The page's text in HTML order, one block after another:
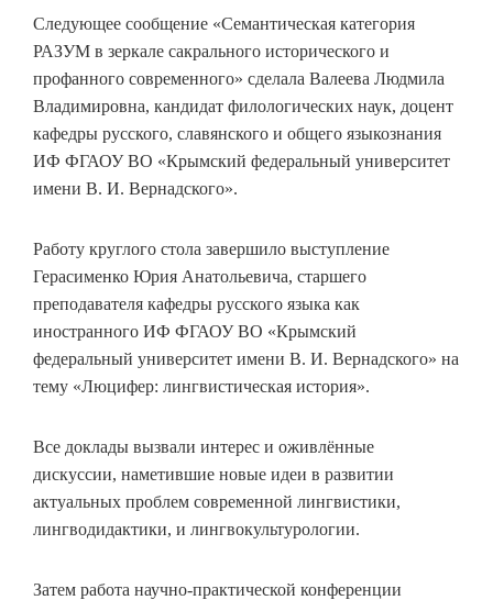
Следующее сообщение «Семантическая категория
РАЗУМ в зеркале сакрального исторического и
профанного современного» сделала Валеева Людмила
Владимировна, кандидат филологических наук, доцент
кафедры русского, славянского и общего языкознания
ИФ ФГАОУ ВО «Крымский федеральный университет
имени В. И. Вернадского».
Работу круглого стола завершило выступление
Герасименко Юрия Анатольевича, старшего
преподавателя кафедры русского языка как
иностранного ИФ ФГАОУ ВО «Крымский
федеральный университет имени В. И. Вернадского» на
тему «Люцифер: лингвистическая история».
Все доклады вызвали интерес и оживлённые
дискуссии, наметившие новые идеи в развитии
актуальных проблем современной лингвистики,
лингводидактики, и лингвокультурологии.
Затем работа научно-практической конференции